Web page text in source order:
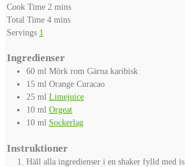
Cook Time 2 minutes
mins
Total Time 4minutes
mins
Servings 1
Ingredienser
60 ml Mörk rom Gärna karibisk
15 ml Orange Curacao
25 ml Limejuice
10 ml Orgeat
10 ml Sockerlag
Instruktioner
Häll alla ingredienser i en shaker fylld med is